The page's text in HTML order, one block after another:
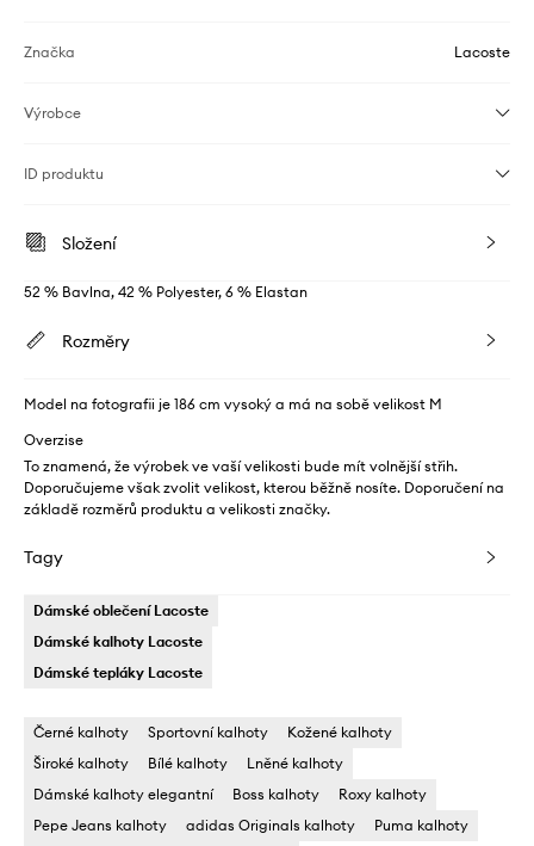
Značka Lacoste
Výrobce
ID produktu
Složení
52 % Bavlna, 42 % Polyester, 6 % Elastan
Rozměry
Model na fotografii je 186 cm vysoký a má na sobě velikost M
Overzise
To znamená, že výrobek ve vaší velikosti bude mít volnější střih.
Doporučujeme však zvolit velikost, kterou běžně nosíte. Doporučení na
základě rozměrů produktu a velikosti značky.
Tagy
Dámské oblečení Lacoste
Dámské kalhoty Lacoste
Dámské tepláky Lacoste
Černé kalhoty Sportovní kalhoty
Kožené kalhoty
Široké kalhoty
Bílé kalhoty
Lněné kalhoty
Dámské kalhoty elegantní
Boss kalhoty
Roxy kalhoty
Pepe Jeans kalhoty
adidas Originals kalhoty
Puma kalhoty